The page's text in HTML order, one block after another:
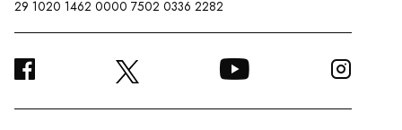
29 1020 1462 0000 7502 0336 2282
FACEBOOKTWITTER YOUTUBE